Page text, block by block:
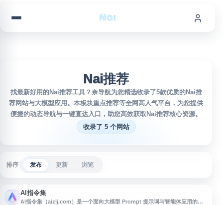
Nai推荐
找最新好用的Nai推荐工具？奈导航为您精选收录了5款优质的Nai推
荐网站与大模型应用。本板块重点推荐等全网高人气平台，为您提供
便捷的动态导航与一键直达入口，助您高效获取Nai推荐核心资源。
收录了 5 个网站
排序 发布 更新 浏览
AI指令集
AI指令集（aizlj.com）是一个面向大模型 Prompt 提示词与智能体应用的网